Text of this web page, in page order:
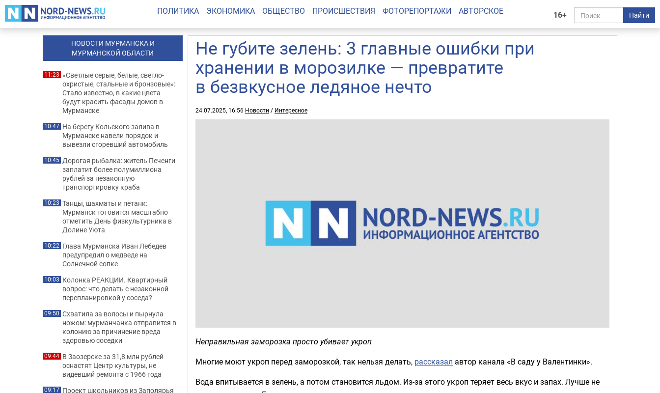
16+ Найти
ПОЛИТИКА ЭКОНОМИКА ОБЩЕСТВО ПРОИСШЕСТВИЯ ФОТОРЕПОРТАЖИ АВТОРСКОЕ
Не губите зелень: 3 главные ошибки при
хранении в морозилке — превратите
в безвкусное ледяное нечто
24.07.2025, 16:56 Новости / Интересное
Неправильная заморозка просто убивает укроп
Многие моют укроп перед заморозкой, так нельзя делать, рассказал автор канала «В саду у Валентинки».
Вода впитывается в зелень, а потом становится льдом. Из-за этого укроп теряет весь вкус и запах. Лучше не
НОВОСТИ МУРМАНСКА И
МУРМАНСКОЙ ОБЛАСТИ
11:23 «Светлые серые, белые, светло-
охристые, стальные и бронзовые»:
Стало известно, в какие цвета
будут красить фасады домов в
Мурманске
10:47 На берегу Кольского залива в
Мурманске навели порядок и
вывезли сгоревший автомобиль
10:45 Дорогая рыбалка: житель Печенги
заплатит более полумиллиона
рублей за незаконную
транспортировку краба
10:23 Танцы, шахматы и петанк:
Мурманск готовится масштабно
отметить День физкультурника в
Долине Уюта
10:22 Глава Мурманска Иван Лебедев
предупредил о медведе на
Солнечной сопке
10:03 Колонка РЕАКЦИИ. Квартирный
вопрос: что делать с незаконной
перепланировкой у соседа?
09:50 Схватила за волосы и пырнула
ножом: мурманчанка отправится в
колонию за причинение вреда
здоровью соседки
09:44 В Заозерске за 31,8 млн рублей
оснастят Центр культуры, не
видевший ремонта с 1966 года
09:17 Проект школьников из Заполярья